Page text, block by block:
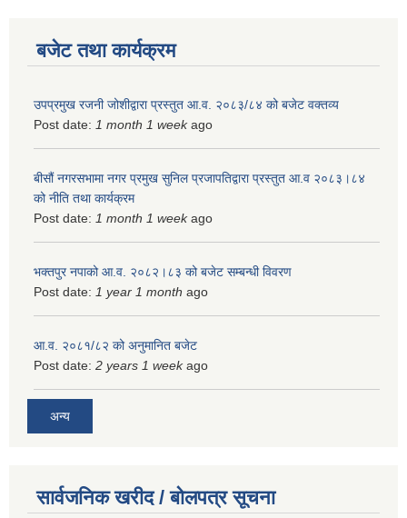
बजेट तथा कार्यक्रम
उपप्रमुख रजनी जोशीद्वारा प्रस्तुत आ.व. २०८३/८४ को बजेट वक्तव्य
Post date: 1 month 1 weekago
बीसौं नगरसभामा नगर प्रमुख सुनिल प्रजापतिद्वारा प्रस्तुत आ.व‍ २०८३।८४
को नीति तथा कार्यक्रम
Post date: 1 month 1 weekago
भक्तपुर नपाको आ.व. २०८२।८३ को बजेट सम्बन्धी विवरण
Post date: 1 year 1 month ago
आ.व. २०८१/८२ को अनुमानित बजेट
Post date: 2 years 1 weekago
अन्य
सार्वजनिक खरीद / बोलपत्र सूचना